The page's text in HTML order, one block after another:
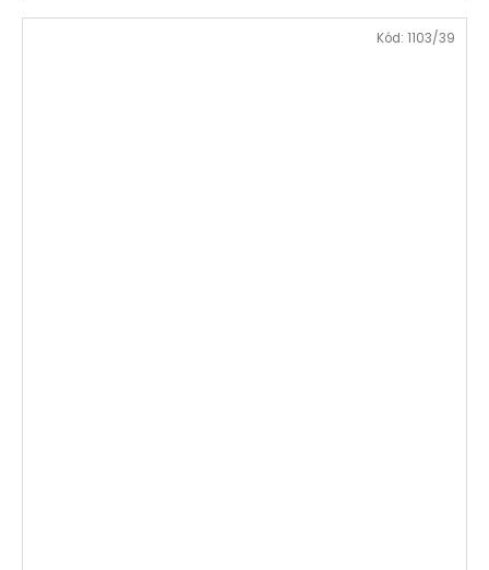
Kód: 1103/39